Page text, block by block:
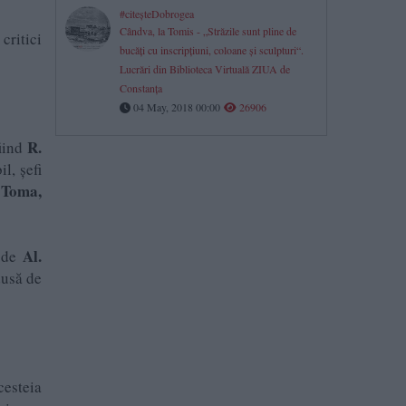
critici
R.
șefi
deAl.
de
#citeşteDobrogea
Cândva, la Tomis - „Străzile sunt pline de
bucăţi cu inscripţiuni, coloane şi sculpturi“.
Lucrări din Biblioteca Virtuală ZIUA de
Constanţa
04 May, 2018 00:00
26906